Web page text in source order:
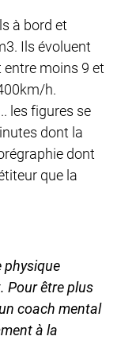
à bord et
Ils évoluent
moins 9 et
h.
les figures se
dont la
dont
que la
physique
Pour être plus
coach mental
à la